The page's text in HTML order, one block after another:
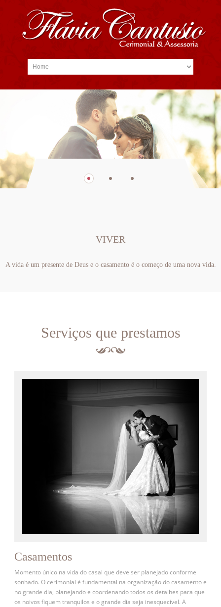
VIVER
A vida é um presente de Deus e o casamento é o começo de uma nova vida.
Serviços que prestamos
Casamentos
Momento único na vida do casal que deve ser planejado conforme
sonhado. O cerimonial é fundamental na organização do casamento e
no grande dia, planejando e coordenando todos os detalhes para que
os noivos fiquem tranquilos e o grande dia seja inesquecível. A